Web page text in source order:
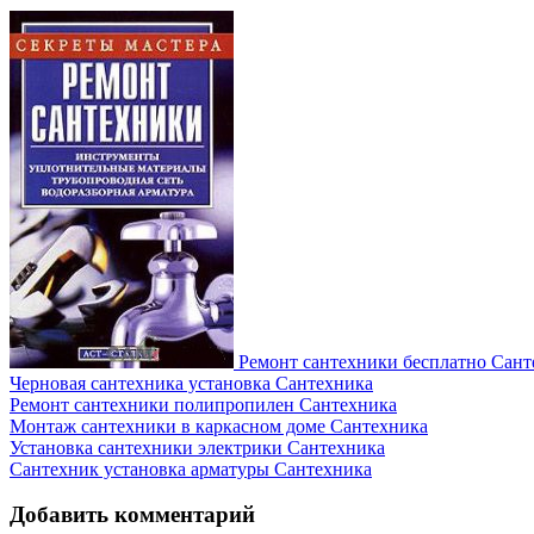
Ремонт сантехники бесплатно
Черновая сантехника установка Сантехника
Ремонт сантехники полипропилен Сантехника
Монтаж сантехники в каркасном доме Сантехника
Установка сантехники электрики Сантехника
Сантехник установка арматуры Сантехника
Добавить комментарий